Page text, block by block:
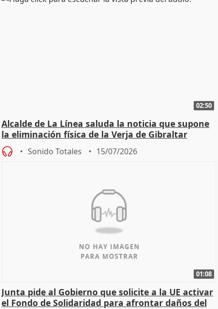
02:50
Alcalde de La Línea saluda la noticia que supone
la eliminación física de la Verja de Gibraltar
Sonido Totales 15/07/2026
01:08
Junta pide al Gobierno que solicite a la UE activar
el Fondo de Solidaridad para afrontar daños del